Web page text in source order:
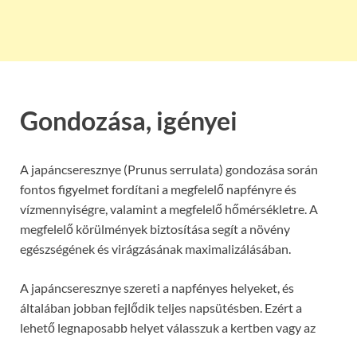
Gondozása, igényei
A japáncseresznye (Prunus serrulata) gondozása során
fontos figyelmet fordítani a megfelelő napfényre és
vízmennyiségre, valamint a megfelelő hőmérsékletre. A
megfelelő körülmények biztosítása segít a növény
egészségének és virágzásának maximalizálásában.
A japáncseresznye szereti a napfényes helyeket, és
általában jobban fejlődik teljes napsütésben. Ezért a
lehető legnaposabb helyet válasszuk a kertben vagy az